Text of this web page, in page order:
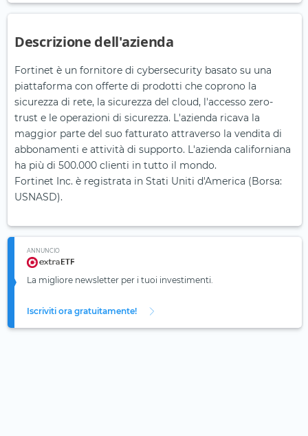
Descrizione dell'azienda
Fortinet è un fornitore di cybersecurity basato su una
piattaforma con offerte di prodotti che coprono la
sicurezza di rete, la sicurezza del cloud, l'accesso zero-
trust e le operazioni di sicurezza. L'azienda ricava la
maggior parte del suo fatturato attraverso la vendita di
abbonamenti e attività di supporto. L'azienda californiana
ha più di 500.000 clienti in tutto il mondo.
Fortinet Inc. è registrata in Stati Uniti d'America (Borsa:
USNASD).
ANNUNCIO
La migliore newsletter per i tuoi investimenti.
Iscriviti ora gratuitamente!